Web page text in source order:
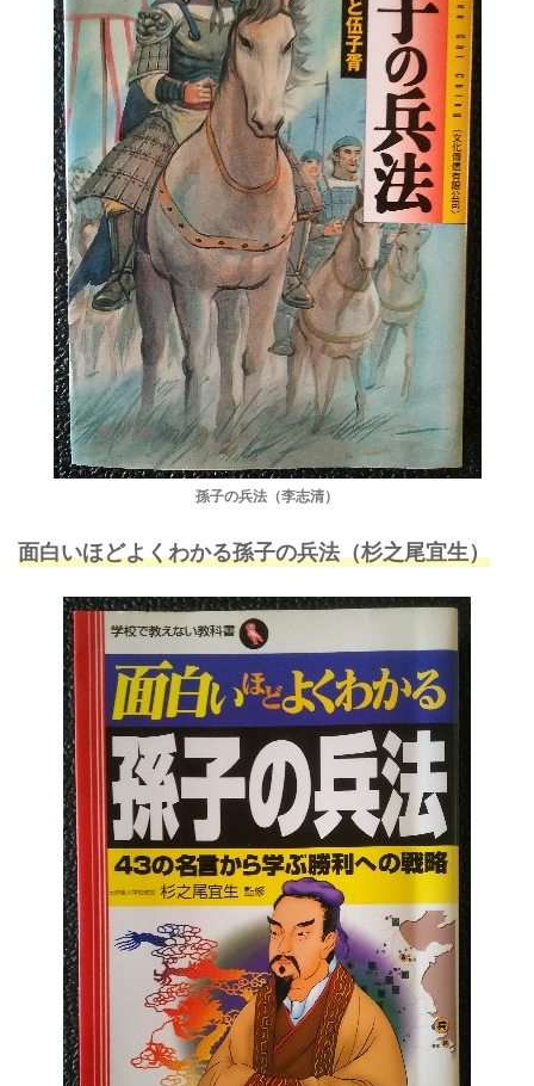
孫子の兵法（李志清）
面白いほどよくわかる孫子の兵法（杉之尾宜生）